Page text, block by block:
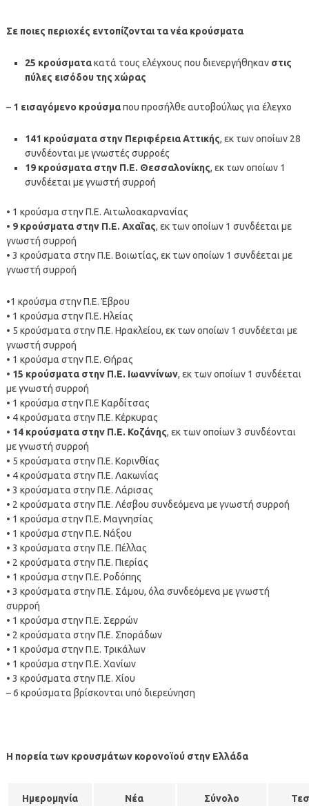
Σε ποιες περιοχές εντοπίζονται τα νέα κρούσματα
25 κρούσματακατά τους ελέγχους που διενεργήθηκαν στις
πύλες εισόδου της χώρας
– 1 εισαγόμενο κρούσμαπου προσήλθε αυτοβούλως για έλεγχο
141 κρούσματα στην Περιφέρεια Αττικής, εκ των οποίων 28
συνδέονται με γνωστές συρροές
19 κρούσματα στην Π.Ε. Θεσσαλονίκης, εκ των οποίων 1
συνδέεται με γνωστή συρροή
• 1 κρούσμα στην Π.Ε. Αιτωλοακαρνανίας
• 9 κρούσματα στην Π.Ε. Αχαΐας, εκ των οποίων 1 συνδέεται με
γνωστή συρροή
• 3 κρούσματα στην Π.Ε. Βοιωτίας, εκ των οποίων 1 συνδέεται με
γνωστή συρροή
•1 κρούσμα στην Π.Ε. Έβρου
• 1 κρούσμα στην Π.Ε. Ηλείας
• 5 κρούσματα στην Π.Ε. Ηρακλείου, εκ των οποίων 1 συνδέεται με
γνωστή συρροή
• 1 κρούσμα στην Π.Ε. Θήρας
• 15 κρούσματα στην Π.Ε. Ιωαννίνων, εκ των οποίων 1 συνδέεται
με γνωστή συρροή
• 1 κρούσμα στην Π.Ε Καρδίτσας
• 4 κρούσματα στην Π.Ε. Κέρκυρας
• 14 κρούσματα στην Π.Ε. Κοζάνης, εκ των οποίων 3 συνδέονται
με γνωστή συρροή
• 5 κρούσματα στην Π.Ε. Κορινθίας
• 4 κρούσματα στην Π.Ε. Λακωνίας
• 3 κρούσματα στην Π.Ε. Λάρισας
• 2 κρούσματα στην Π.Ε. Λέσβου συνδεόμενα με γνωστή συρροή
• 1 κρούσμα στην Π.Ε. Μαγνησίας
• 1 κρούσμα στην Π.Ε. Νάξου
• 3 κρούσματα στην Π.Ε. Πέλλας
• 2 κρούσματα στην Π.Ε. Πιερίας
• 1 κρούσμα στην Π.Ε. Ροδόπης
• 3 κρούσματα στην Π.Ε. Σάμου, όλα συνδεόμενα με γνωστή
συρροή
• 1 κρούσμα στην Π.Ε. Σερρών
• 2 κρούσματα στην Π.Ε. Σποράδων
• 1 κρούσμα στην Π.Ε. Τρικάλων
• 1 κρούσμα στην Π.Ε. Χανίων
• 3 κρούσματα στην Π.Ε. Χίου
– 6 κρούσματα βρίσκονται υπό διερεύνηση
Η πορεία των κρουσμάτων κορονοϊού στην Ελλάδα
Ημερομηνία Νέα Σύνολο